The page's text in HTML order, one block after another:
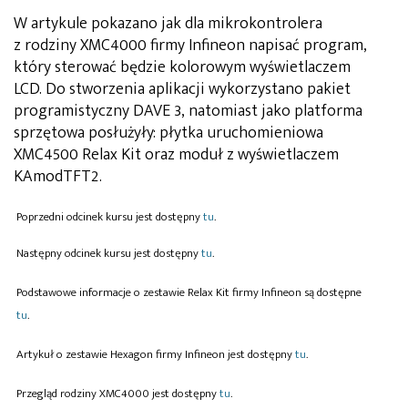
W artykule pokazano jak dla mikrokontrolera
z rodziny XMC4000 firmy Infineon napisać program,
który sterować będzie kolorowym wyświetlaczem
LCD. Do stworzenia aplikacji wykorzystano pakiet
programistyczny DAVE 3, natomiast jako platforma
sprzętowa posłużyły: płytka uruchomieniowa
XMC4500 Relax Kit oraz moduł z wyświetlaczem
KAmodTFT2.
Poprzedni odcinek kursu jest dostępnytu.
Następny odcinek kursu jest dostępnytu.
Podstawowe informacje o zestawie Relax Kit firmy Infineon są dostępne
tu.
Artykuł o zestawie Hexagon firmy Infineon jest dostępnytu.
Przegląd rodziny XMC4000 jest dostępnytu.